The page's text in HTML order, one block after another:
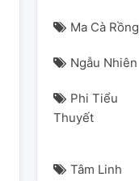
Ma Cà Rồng
Ngẫu Nhiên
Phi Tiểu
Thuyết
Tâm Linh